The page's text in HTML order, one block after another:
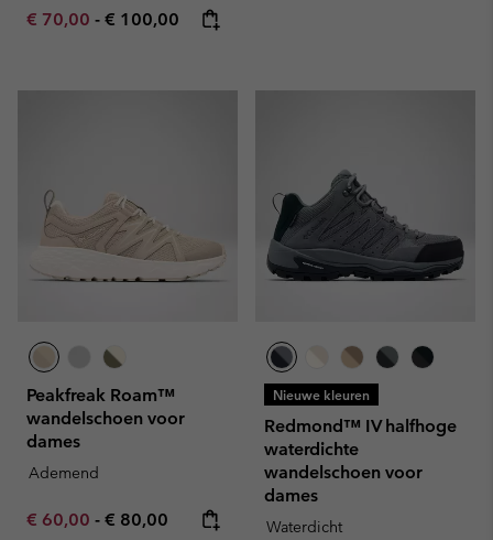
Minimum sale price:
€ 70,00 - Maximum price:
€ 100,00
Peakfreak Roam™
wandelschoen voor
dames
Ademend
Minimum sale price:
€ 60,00 - Maximum price:
€ 80,00
Nieuwe kleuren
Redmond™ IV halfhoge
waterdichte
wandelschoen voor
dames
Waterdicht